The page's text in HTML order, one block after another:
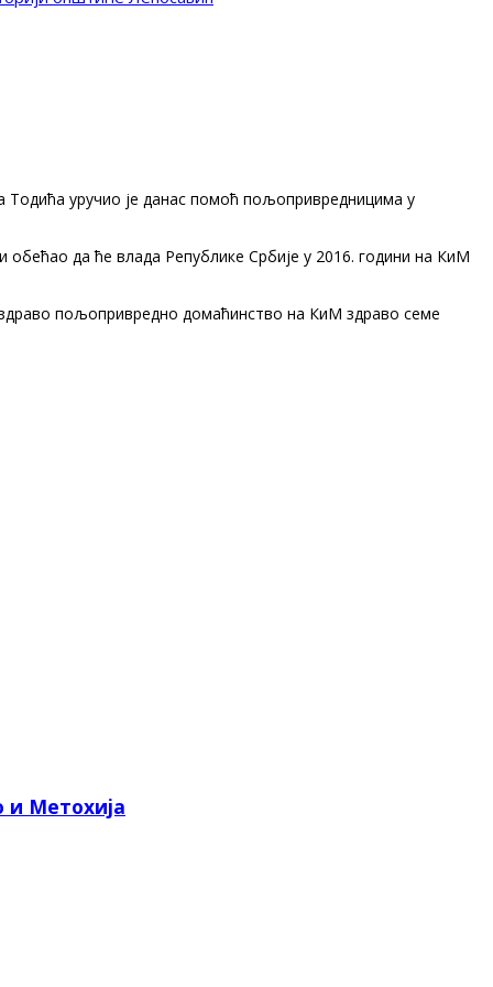
Тодића уручио је данас помоћ пољопривредницима у
да ће влада Републике Србије у 2016. години на КиМ
пољопривредно домаћинство на КиМ здраво семе
и Метохија